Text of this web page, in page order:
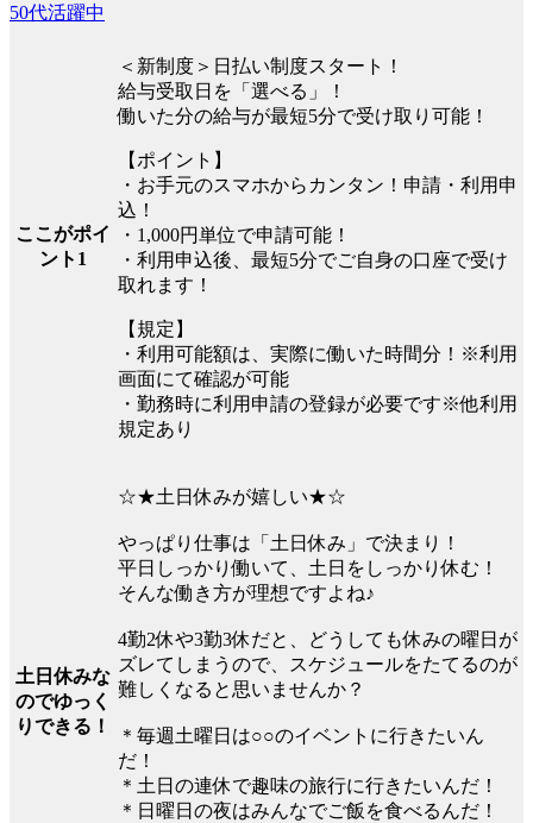
50代活躍中
ここがポイ
ント1
＜新制度＞日払い制度スタート！
給与受取日を「選べる」！
働いた分の給与が最短5分で受け取り可能！
【ポイント】
・お手元のスマホからカンタン！申請・利用申
込！
・1,000円単位で申請可能！
・利用申込後、最短5分でご自身の口座で受け
取れます！
【規定】
・利用可能額は、実際に働いた時間分！※利用
画面にて確認が可能
・勤務時に利用申請の登録が必要です※他利用
規定あり
土日休みな
のでゆっく
りできる！
☆★土日休みが嬉しい★☆
やっぱり仕事は「土日休み」で決まり！
平日しっかり働いて、土日をしっかり休む！
そんな働き方が理想ですよね♪
4勤2休や3勤3休だと、どうしても休みの曜日が
ズレてしまうので、スケジュールをたてるのが
難しくなると思いませんか？
＊毎週土曜日は○○のイベントに行きたいん
だ！
＊土日の連休で趣味の旅行に行きたいんだ！
＊日曜日の夜はみんなでご飯を食べるんだ！